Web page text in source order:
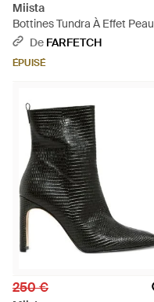
Miista
Bottines Tundra À Effet Peau
De Crocodile - Noir
De FARFETCH
ÉPUISÉ
250 €